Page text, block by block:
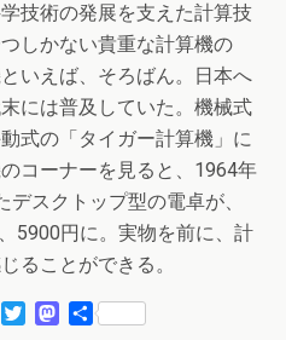
技術の発展を支えた計算技
しかない貴重な計算機の
いえば、そろばん。日本へ
には普及していた。機械式
式の「タイガー計算機」に
コーナーを見ると、1964年
スクトップ型の電卓が、
5900円に。実物を前に、計
ることができる。
M
共